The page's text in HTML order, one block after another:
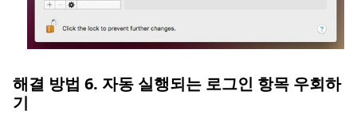
해결 방법 6. 자동 실행되는 로그인 항목 우회하
기